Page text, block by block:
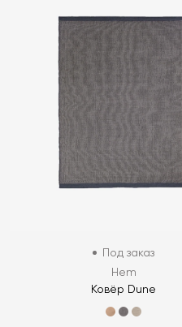
Под заказ
Hem
Ковёр Dune